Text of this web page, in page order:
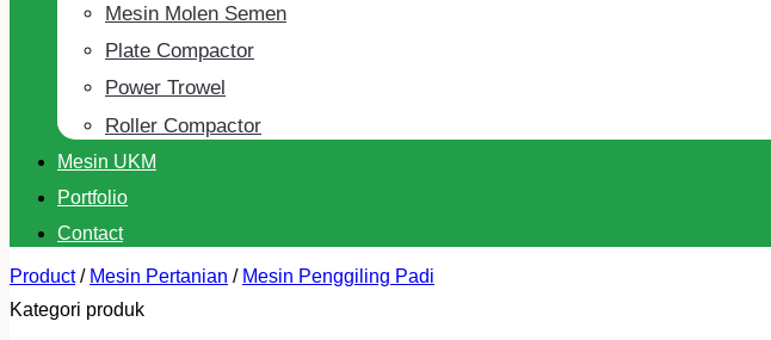
Mesin Molen Semen
Plate Compactor
Power Trowel
Roller Compactor
Mesin UKM
Portfolio
Contact
Product / Mesin Pertanian / Mesin Penggiling Padi
Kategori produk